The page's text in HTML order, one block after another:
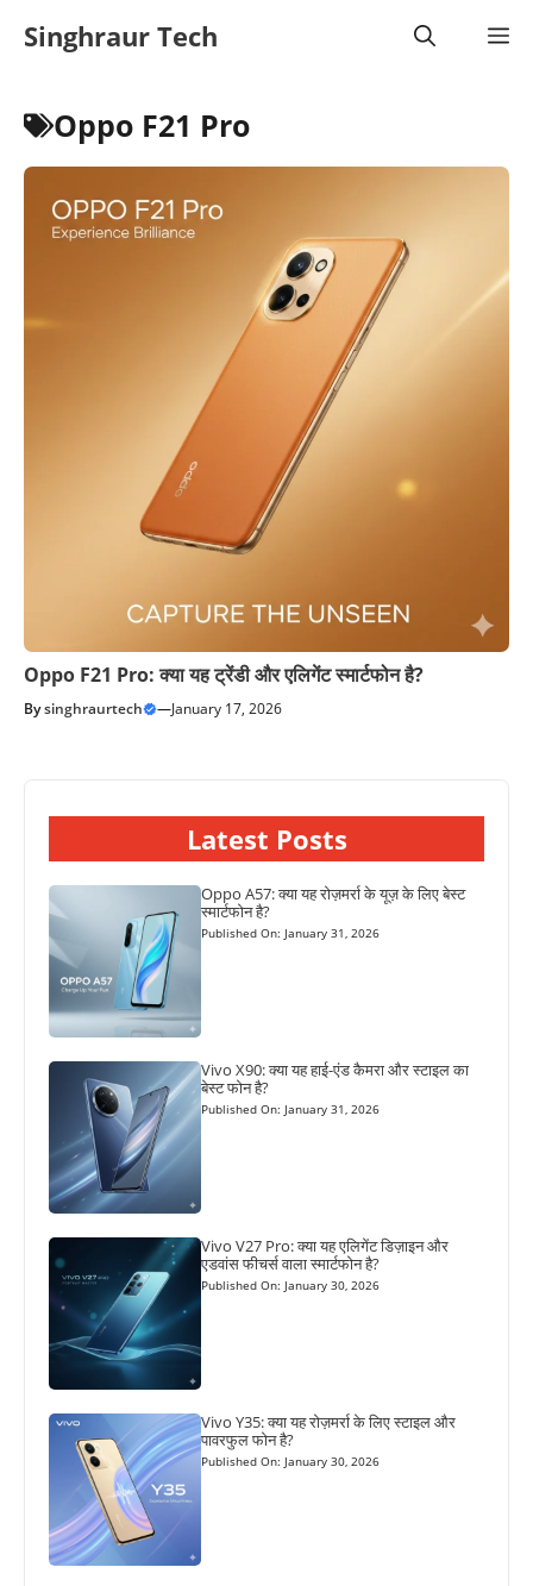
Singhraur Tech
Oppo F21 Pro
Oppo F21 Pro: क्या यह ट्रेंडी और एलिगेंट स्मार्टफोन है?
Bysinghraurtech —January 17, 2026
Latest Posts
Oppo A57: क्या यह रोज़मर्रा के यूज़ के लिए बेस्ट
स्मार्टफोन है?
Published On: January 31, 2026
Vivo X90: क्या यह हाई-एंड कैमरा और स्टाइल का
बेस्ट फोन है?
Published On: January 31, 2026
Vivo V27 Pro: क्या यह एलिगेंट डिज़ाइन और
एडवांस फीचर्स वाला स्मार्टफोन है?
Published On: January 30, 2026
Vivo Y35: क्या यह रोज़मर्रा के लिए स्टाइल और
पावरफुल फोन है?
Published On: January 30, 2026